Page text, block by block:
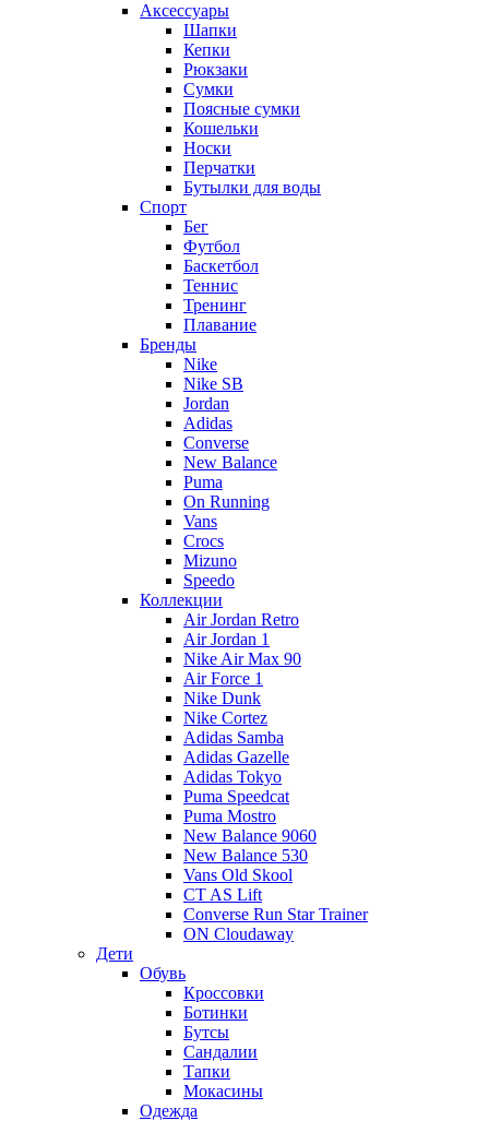
Аксессуары
Шапки
Кепки
Рюкзаки
Сумки
Поясные сумки
Кошельки
Носки
Перчатки
Бутылки для воды
Спорт
Бег
Футбол
Баскетбол
Теннис
Тренинг
Плавание
Бренды
Nike
Nike SB
Jordan
Adidas
Converse
New Balance
Puma
On Running
Vans
Crocs
Mizuno
Speedo
Коллекции
Air Jordan Retro
Air Jordan 1
Nike Air Max 90
Air Force 1
Nike Dunk
Nike Cortez
Adidas Samba
Adidas Gazelle
Adidas Tokyo
Puma Speedcat
Puma Mostro
New Balance 9060
New Balance 530
Vans Old Skool
CT AS Lift
Converse Run Star Trainer
ON Cloudaway
Дети
Обувь
Кроссовки
Ботинки
Бутсы
Сандалии
Тапки
Мокасины
Одежда